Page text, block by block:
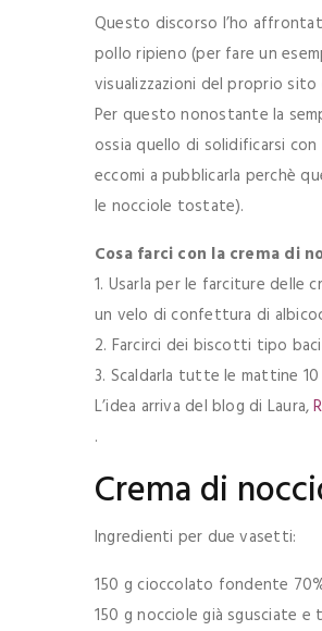
Questo discorso l’ho
pollo ripieno (per fare un
visualizzazioni del proprio sito
Per questo nonostante la
ossia quello di solidificarsi
eccomi a pubblicarla perchè
le nocciole tostate).
Cosa farci con la crema di
1. Usarla per le farciture delle
un velo di confettura di
2. Farcirci dei biscotti tipo
3. Scaldarla tutte le mattine
L’idea arriva del blog di Laura,
.
Crema di
Ingredienti per due vasetti:
150 g cioccolato fondente
150 g nocciole già sgusciate